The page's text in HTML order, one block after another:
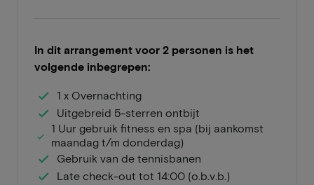
In dit arrangement voor 2 personen is het
volgende inbegrepen:
1 x Overnachting
Uitgebreid 5-sterren ontbijt
1 Uur gebruik fitness en spa (bij aankomst
maandag t/m donderdag)
Gebruik van de tennisbanen
Late check-out tot 14:00 (o.b.v.b.)